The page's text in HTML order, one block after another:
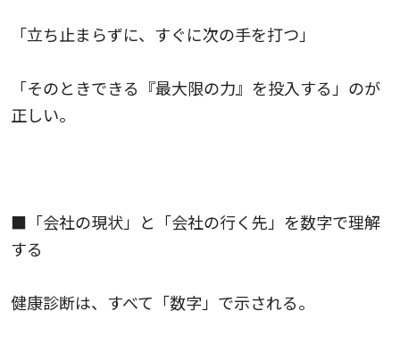
「立ち止まらずに、すぐに次の手を打つ」
「そのときできる『最大限の力』を投入する」のが
正しい。
■「会社の現状」と「会社の行く先」を数字で理解
する
健康診断は、すべて「数字」で示される。